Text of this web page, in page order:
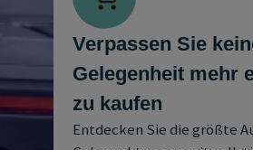
Verpassen Sie
Gelegenheit mehr
zu kaufen
Entdecken Sie die größte